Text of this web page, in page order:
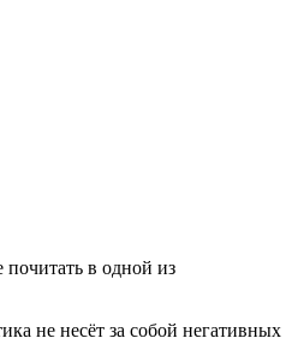
в одной из
не несёт за собой негативных